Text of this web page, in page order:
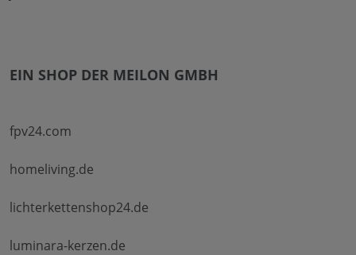
EIN SHOP DER MEILON GMBH
fpv24.com
homeliving.de
lichterkettenshop24.de
luminara-kerzen.de